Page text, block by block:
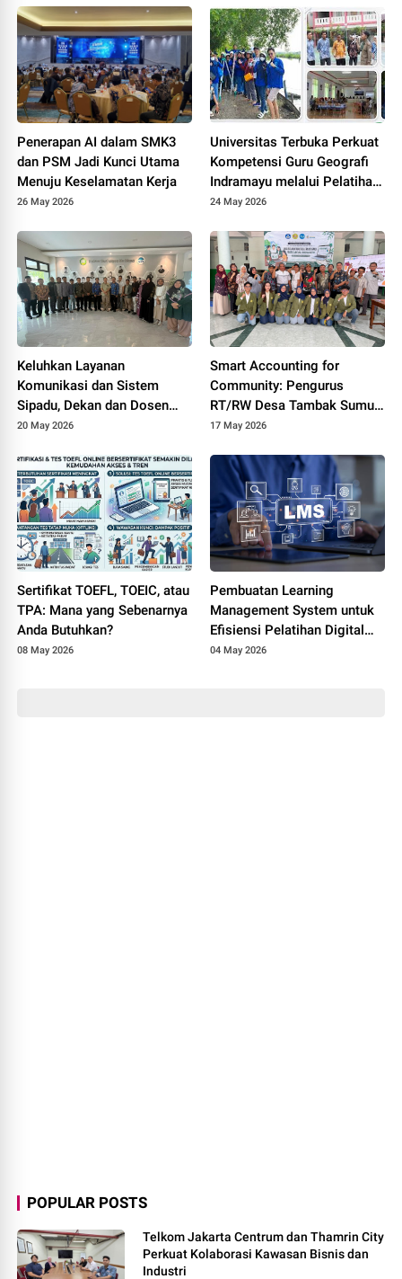
Online Terintegrasi untuk
MAS Al-Hasaniyah
Penerapan AI dalam SMK3
dan PSM Jadi Kunci Utama
Menuju Keselamatan Kerja
26 May 2026
Universitas Terbuka Perkuat
Kompetensi Guru Geografi
Indramayu melalui Pelatihan
Drone Mapping dan Analisis
24 May 2026
Keluhkan Layanan
Komunikasi dan Sistem
Sipadu, Dekan dan Dosen
FTIK PTIQ Datangi Rektorat
20 May 2026
Smart Accounting for
Community: Pengurus
RT/RW Desa Tambak Sumur
Ikuti Pelatihan Transparansi
Digital
17 May 2026
Sertifikat TOEFL, TOEIC, atau
TPA: Mana yang Sebenarnya
Anda Butuhkan?
08 May 2026
Pembuatan Learning
Management System untuk
Efisiensi Pelatihan Digital
Perusahaan
04 May 2026
POPULAR POSTS
Telkom Jakarta Centrum dan Thamrin City
Perkuat Kolaborasi Kawasan Bisnis dan
Industri